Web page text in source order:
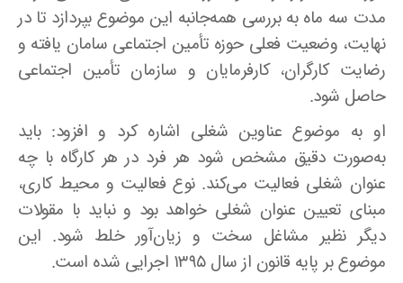
مدت سه ماه به بررسی همه‌جانبه این موضوع بپردازد تا در
نهایت، وضعیت فعلی حوزه تأمین اجتماعی سامان یافته و
رضایت کارگران، کارفرمایان و سازمان تأمین اجتماعی
حاصل شود.
او به موضوع عناوین شغلی اشاره کرد و افزود: باید
به‌صورت دقیق مشخص شود هر فرد در هر کارگاه با چه
عنوان شغلی فعالیت می‌کند. نوع فعالیت و محیط کاری،
مبنای تعیین عنوان شغلی خواهد بود و نباید با مقولات
دیگر نظیر مشاغل سخت و زیان‌آور خلط شود. این
موضوع بر پایه قانون از سال ۱۳۹۵ اجرایی شده است.